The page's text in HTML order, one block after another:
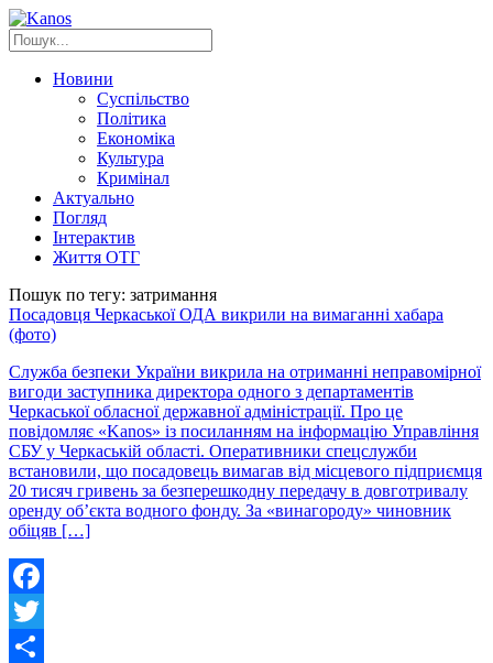
Новини
Суспільство
Політика
Економіка
Культура
Кримінал
Актуально
Погляд
Інтерактив
Життя ОТГ
Пошук по тегу: затримання
Посадовця Черкаської ОДА викрили на вимаганні хабара
(фото)
Служба безпеки України викрила на отриманні неправомірної
вигоди заступника директора одного з департаментів
Черкаської обласної державної адміністрації. Про це
повідомляє «Kanos» із посиланням на інформацію Управління
СБУ у Черкаській області. Оперативники спецслужби
встановили, що посадовець вимагав від місцевого підприємця
20 тисяч гривень за безперешкодну передачу в довготривалу
оренду об’єкта водного фонду. За «винагороду» чиновник
обіцяв […]
Facebook
Twitter